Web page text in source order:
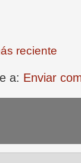
reciente
a: Enviar